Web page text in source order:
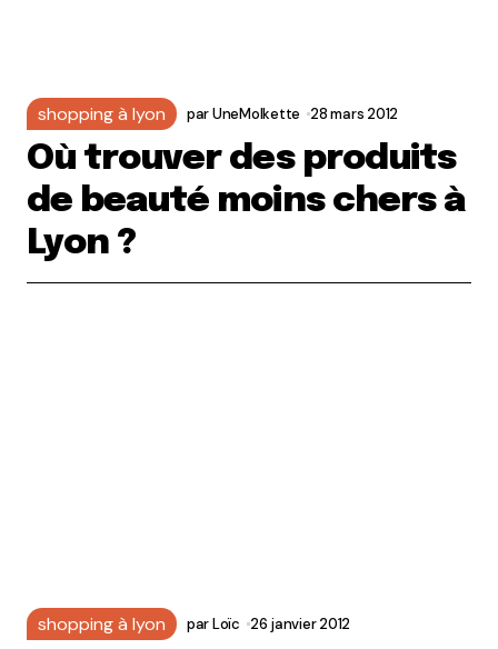
shopping à lyon parUneMolkette 28 mars 2012
Où trouver des produits
de beauté moins chers à
Lyon ?
shopping à lyon parLoïc 26 janvier 2012